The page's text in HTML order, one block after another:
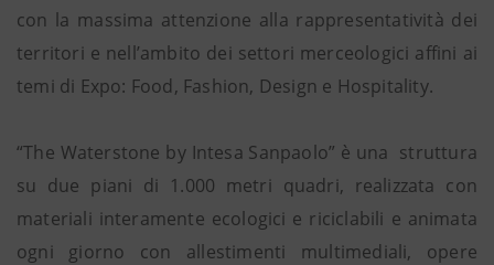
con la massima attenzione alla rappresentatività dei
territori e nell’ambito dei settori merceologici affini ai
temi di Expo: Food, Fashion, Design e Hospitality.
“The Waterstone by Intesa Sanpaolo” è una struttura
su due piani di 1.000 metri quadri, realizzata con
materiali interamente ecologici e riciclabili e animata
ogni giorno con allestimenti multimediali, opere